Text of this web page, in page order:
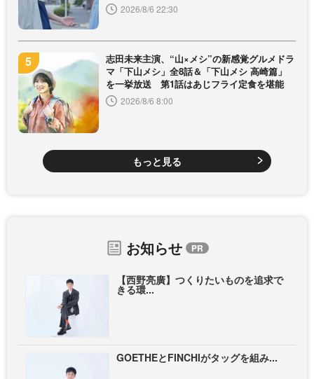
2026/8/6 22:30
志田未来主演、“山×メシ”の新感覚グルメドラ
マ「下山メシ」全8話＆「下山メシ 高崎篇」
を一挙放送 第1話はあじフライ定食を堪能
2026/8/6 8:00
もっと見る
お知らせ
【西野亮廣】つくりたいものを追求で
きる環...
GOETHEとFINCHIがタッグを組み...